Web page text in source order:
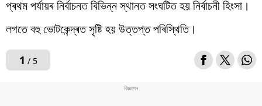
প্ৰথম পৰ্যায়ৰ নিৰ্বাচনত বিভিন্ন স্থানত সংঘটিত হয় নিৰ্বাচনী হিংসা।
লগতে বহু ভোটকেন্দ্ৰত সৃষ্টি হয় উত্তপ্ত পৰিস্থিতি।
1 / 5